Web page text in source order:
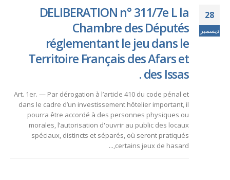
28
ديسمبر
DELIBERATION n° 311/7e L la
Chambre des Députés
réglementant le jeu dans le
Territoire Français des Afars et
des Issas .
Art. 1er. — Par dérogation à l’article 410 du code pénal et
dans le cadre d’un investissement hôtelier important, il
pourra être accordé à des personnes physiques ou
morales, l’autorisation d'ouvrir au public des locaux
spéciaux, distincts et séparés, où seront pratiqués
certains jeux de hasard,...